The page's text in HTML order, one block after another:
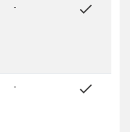
- done
- done